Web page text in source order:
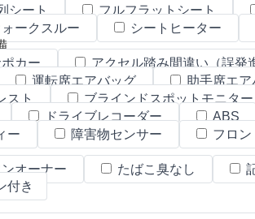
シート
フルフラットシート
ォークスルー
シートヒーター
カー
アクセル踏み間違い（誤発
運転席エアバッグ 助手席エ
スト
ブラインドスポットモニター
ドライブレコーダー ABS
ー
障害物センサー フロン
オーナー
たばこ臭なし
付き